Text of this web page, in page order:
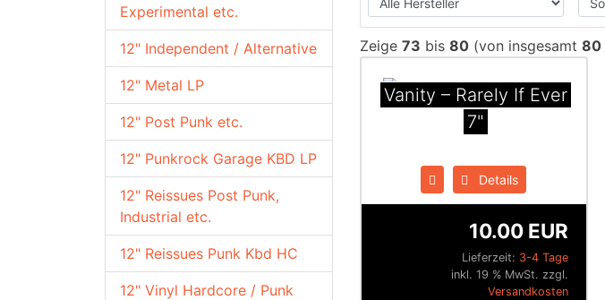
Experimental etc.
12" Independent / Alternative
12" Metal LP
12" Post Punk etc.
12" Punkrock Garage KBD LP
12" Reissues Post Punk,
Industrial etc.
12" Reissues Punk Kbd HC
12" Vinyl Hardcore / Punk
Zeige 73 bis 80 (von insgesamt 80
Vanity ‎– Rarely If Ever
7"
Details
Lieferzeit: 3-4 Tage
10.00 EUR
inkl. 19 % MwSt. zzgl.
Versandkosten